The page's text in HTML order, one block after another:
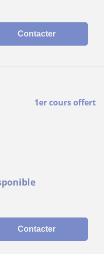
Contacter
1er cours offert
Contacter